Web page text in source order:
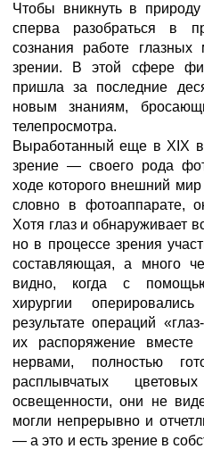
Чтобы вникнуть в
сперва разобраться в
сознания работе
зрении. В этой сфере
пришла за последние
новым знаниям,
телепросмотра.
Выработанный еще в XIX
зрение — своего рода
ходе которого внешний мир
словно в фотоаппарате,
Хотя глаз и обнаруживает
но в процессе зрения
составляющая, а много
видно, когда с
хирургии
результате операций
их распоряжение
нервами, полностью
расплывчатых
освещенности, они не
могли непрерывно и
— а это и есть зрение в